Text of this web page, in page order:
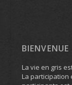
La vie en gris
La participation